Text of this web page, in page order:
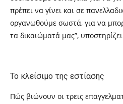
πρέπει να γίνει και σε
οργανωθούμε σωστά, για να
τα δικαιώματά μας”,
Το κλείσιμο της εστίασης
Πώς βιώνουν οι τρεις